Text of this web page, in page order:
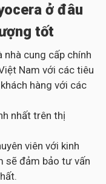
ở đâu
tốt
nhà cung cấp chính
Nam với các tiêu
hàng với các
nhất trên thị
viên với kinh
sẽ đảm bảo tư vấn